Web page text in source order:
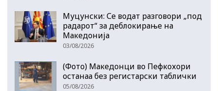
Муцунски: Се водат разговори „под
радарот“ за деблокирање на
Македонија
03/08/2026
(Фото) Македонци во Пефкохори
останаа без регистарски таблички
05/08/2026